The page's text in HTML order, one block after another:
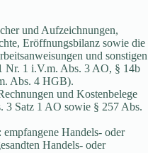
und Aufzeichnungen,
Eröffnungsbilanz sowie die
und sonstigen
Nr. 1 i.V.m. Abs. 3 AO, § 14b
Abs. 4 HGB).
und Kostenbelege
3 Satz 1 AO sowie § 257 Abs.
Handels- oder
Handels- oder